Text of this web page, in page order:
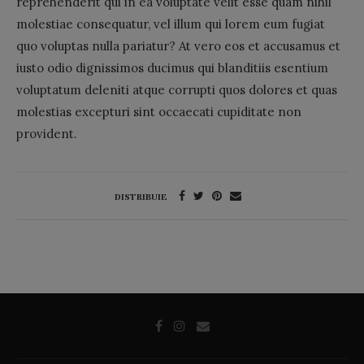
molestiae consequatur, vel illum qui lorem eum fugiat
quo voluptas nulla pariatur? At vero eos et accusamus et
iusto odio dignissimos ducimus qui blanditiis esentium
voluptatum deleniti atque corrupti quos dolores et quas
molestias excepturi sint occaecati cupiditate non
provident.
DISTRIBUIE